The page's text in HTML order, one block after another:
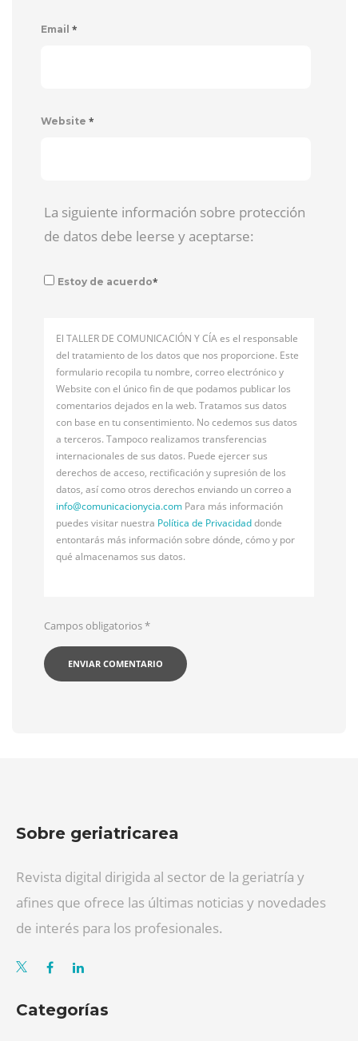
Email *
Website *
La siguiente información sobre protección
de datos debe leerse y aceptarse:
Estoy de acuerdo*
El TALLER DE COMUNICACIÓN Y CÍA es el responsable
del tratamiento de los datos que nos proporcione. Este
formulario recopila tu nombre, correo electrónico y
Website con el único fin de que podamos publicar los
comentarios dejados en la web. Tratamos sus datos
con base en tu consentimiento. No cedemos sus datos
a terceros. Tampoco realizamos transferencias
internacionales de sus datos. Puede ejercer sus
derechos de acceso, rectificación y supresión de los
datos, así como otros derechos enviando un correo a
info@comunicacionycia.com Para más información
puedes visitar nuestra Política de Privacidaddonde
entontarás más información sobre dónde, cómo y por
qué almacenamos sus datos.
Campos obligatorios*
Sobre geriatricarea
Revista digital dirigida al sector de la geriatría y
afines que ofrece las últimas noticias y novedades
de interés para los profesionales.
Categorías